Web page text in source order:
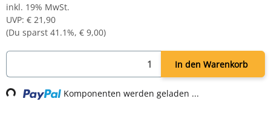
Widerstandsfähigkeit gegen Verziehen deutliche Vorteile
gegenüber „normalen“ Holz-Schneidbrettern.
YouTube Produktvideo unter:
Gummifüßen / Gesamthöhe: 4cm
inkl. 19% MwSt.
UVP: € 21,90
(Du sparst 41.1%, € 9,00)
In den Warenkorb
Loading... Komponenten werden geladen ...